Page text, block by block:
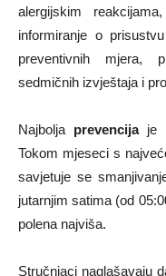
alergijskim
informiranje o
preventivnih mjera,
sedmičnih izvještaja i
Najbolja prevencijaje
Tokom mjeseci s
savjetuje se
jutarnjim satima (od
polena najviša.
Stručnjaci naglašavaju